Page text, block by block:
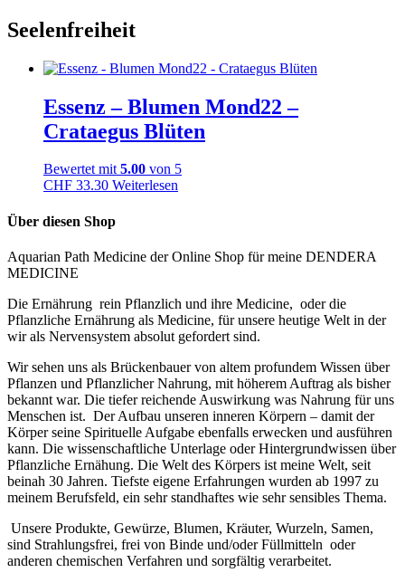
Seelenfreiheit
Essenz – Blumen Mond22 –
Crataegus Blüten
Bewertet mit5.00 von 5
CHF 33.30 Weiterlesen
Über diesen Shop
Aquarian Path Medicine der Online Shop für meine DENDERA
MEDICINE
Die Ernährung rein Pflanzlich und ihre Medicine, oder die
Pflanzliche Ernährung als Medicine, für unsere heutige Welt in der
wir als Nervensystem absolut gefordert sind.
Wir sehen uns als Brückenbauer von altem profundem Wissen über
Pflanzen und Pflanzlicher Nahrung, mit höherem Auftrag als bisher
bekannt war. Die tiefer reichende Auswirkung was Nahrung für uns
Menschen ist. Der Aufbau unseren inneren Körpern – damit der
Körper seine Spirituelle Aufgabe ebenfalls erwecken und ausführen
kann. Die wissenschaftliche Unterlage oder Hintergrundwissen über
Pflanzliche Ernähung. Die Welt des Körpers ist meine Welt, seit
beinah 30 Jahren. Tiefste eigene Erfahrungen wurden ab 1997 zu
meinem Berufsfeld, ein sehr standhaftes wie sehr sensibles Thema.
Unsere Produkte, Gewürze, Blumen, Kräuter, Wurzeln, Samen,
sind Strahlungsfrei, frei von Binde und/oder Füllmitteln oder
anderen chemischen Verfahren und sorgfältig verarbeitet.